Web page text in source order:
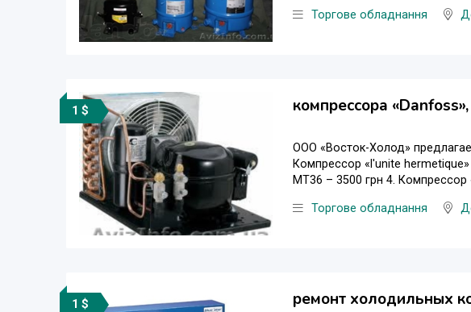
Торгове обладнання
1 $ компрессора
ООО «Восток-Холод»
Компрессор «l'unite
MT36 – 3500 грн 4.
Торгове обладнання
1 $ ремонт холодильных